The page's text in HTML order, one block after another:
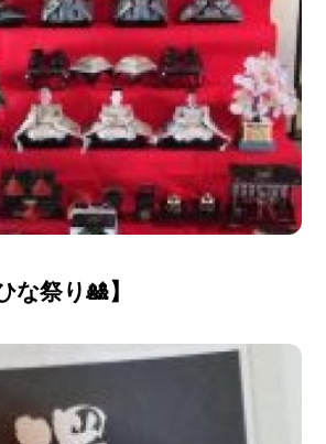
な祭り🎎】